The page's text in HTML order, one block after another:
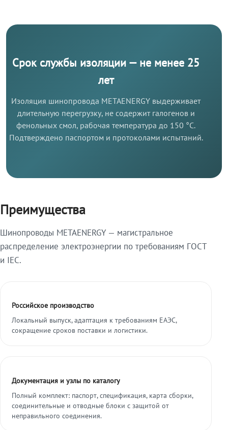
Срок службы изоляции — не менее 25
лет
Изоляция шинопровода METAENERGY выдерживает
длительную перегрузку, не содержит галогенов и
фенольных смол, рабочая температура до 150 °C.
Подтверждено паспортом и протоколами испытаний.
Преимущества
Шинопроводы METAENERGY — магистральное
распределение электроэнергии по требованиям ГОСТ
и IEC.
Российское производство
Локальный выпуск, адаптация к требованиям ЕАЭС,
сокращение сроков поставки и логистики.
Документация и узлы по каталогу
Полный комплект: паспорт, спецификация, карта сборки,
соединительные и отводные блоки с защитой от
неправильного соединения.